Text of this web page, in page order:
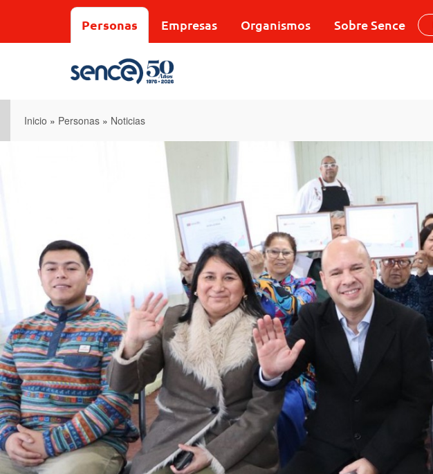
Personas Empresas Organismos Sobre Sence
Inicio » Personas » Noticias